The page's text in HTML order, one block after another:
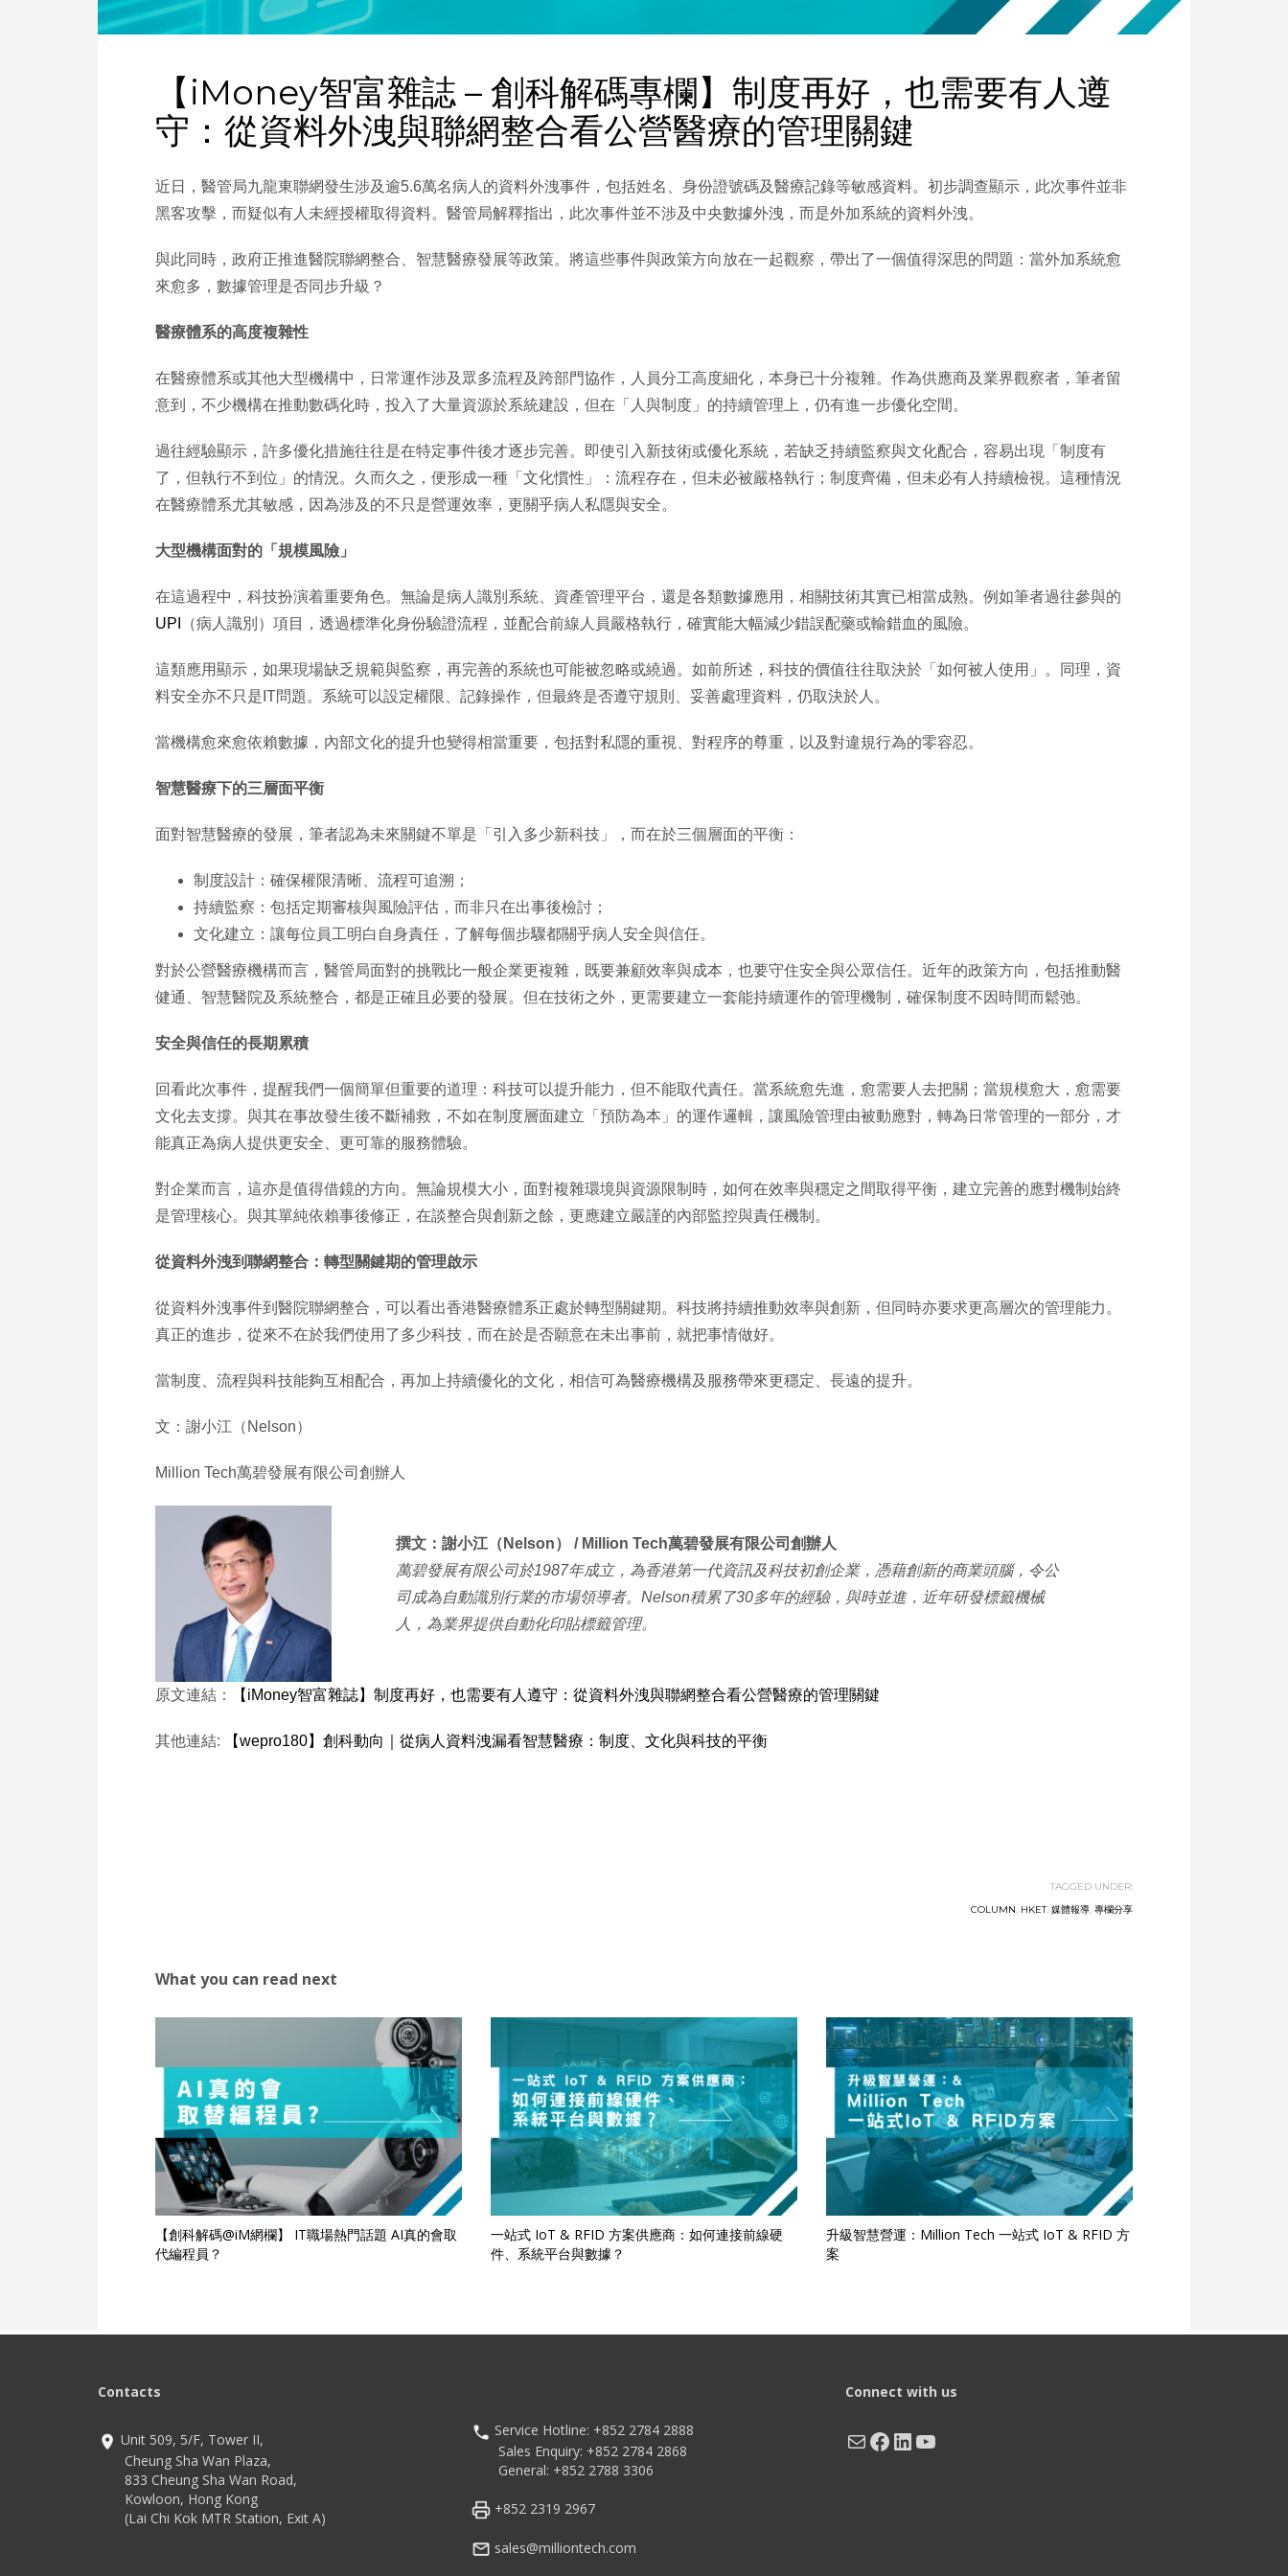
【iMoney智富雜誌 – 創科解碼專欄】制度再好，也需要有人遵
守：從資料外洩與聯網整合看公營醫療的管理關鍵
近日，醫管局九龍東聯網發生涉及逾5.6萬名病人的資料外洩事件，包括姓名、身份證號碼及醫療記錄等敏感資料。初步調查顯示，此次事件並非
黑客攻擊，而疑似有人未經授權取得資料。醫管局解釋指出，此次事件並不涉及中央數據外洩，而是外加系統的資料外洩。
與此同時，政府正推進醫院聯網整合、智慧醫療發展等政策。將這些事件與政策方向放在一起觀察，帶出了一個值得深思的問題：當外加系統愈
來愈多，數據管理是否同步升級？
醫療體系的高度複雜性
在醫療體系或其他大型機構中，日常運作涉及眾多流程及跨部門協作，人員分工高度細化，本身已十分複雜。作為供應商及業界觀察者，筆者留
意到，不少機構在推動數碼化時，投入了大量資源於系統建設，但在「人與制度」的持續管理上，仍有進一步優化空間。
過往經驗顯示，許多優化措施往往是在特定事件後才逐步完善。即使引入新技術或優化系統，若缺乏持續監察與文化配合，容易出現「制度有
了，但執行不到位」的情況。久而久之，便形成一種「文化慣性」：流程存在，但未必被嚴格執行；制度齊備，但未必有人持續檢視。這種情況
在醫療體系尤其敏感，因為涉及的不只是營運效率，更關乎病人私隱與安全。
大型機構面對的「規模風險」
在這過程中，科技扮演着重要角色。無論是病人識別系統、資產管理平台，還是各類數據應用，相關技術其實已相當成熟。例如筆者過往參與的
UPI
（病人識別）項目，透過標準化身份驗證流程，並配合前線人員嚴格執行，確實能大幅減少錯誤配藥或輸錯血的風險。
這類應用顯示，如果現場缺乏規範與監察，再完善的系統也可能被忽略或繞過。如前所述，科技的價值往往取決於「如何被人使用」。同理，資
料安全亦不只是IT問題。系統可以設定權限、記錄操作，但最終是否遵守規則、妥善處理資料，仍取決於人。
當機構愈來愈依賴數據，內部文化的提升也變得相當重要，包括對私隱的重視、對程序的尊重，以及對違規行為的零容忍。
智慧醫療下的三層面平衡
面對智慧醫療的發展，筆者認為未來關鍵不單是「引入多少新科技」，而在於三個層面的平衡：
制度設計：確保權限清晰、流程可追溯；
持續監察：包括定期審核與風險評估，而非只在出事後檢討；
文化建立：讓每位員工明白自身責任，了解每個步驟都關乎病人安全與信任。
對於公營醫療機構而言，醫管局面對的挑戰比一般企業更複雜，既要兼顧效率與成本，也要守住安全與公眾信任。近年的政策方向，包括推動醫
健通、智慧醫院及系統整合，都是正確且必要的發展。但在技術之外，更需要建立一套能持續運作的管理機制，確保制度不因時間而鬆弛。
安全與信任的長期累積
回看此次事件，提醒我們一個簡單但重要的道理：科技可以提升能力，但不能取代責任。當系統愈先進，愈需要人去把關；當規模愈大，愈需要
文化去支撐。與其在事故發生後不斷補救，不如在制度層面建立「預防為本」的運作邏輯，讓風險管理由被動應對，轉為日常管理的一部分，才
能真正為病人提供更安全、更可靠的服務體驗。
對企業而言，這亦是值得借鏡的方向。無論規模大小，面對複雜環境與資源限制時，如何在效率與穩定之間取得平衡，建立完善的應對機制始終
是管理核心。與其單純依賴事後修正，在談整合與創新之餘，更應建立嚴謹的內部監控與責任機制。
從資料外洩到聯網整合：轉型關鍵期的管理啟示
從資料外洩事件到醫院聯網整合，可以看出香港醫療體系正處於轉型關鍵期。科技將持續推動效率與創新，但同時亦要求更高層次的管理能力。
真正的進步，從來不在於我們使用了多少科技，而在於是否願意在未出事前，就把事情做好。
當制度、流程與科技能夠互相配合，再加上持續優化的文化，相信可為醫療機構及服務帶來更穩定、長遠的提升。
文：謝小江（Nelson）
Million Tech萬碧發展有限公司創辦人
撰文：謝小江（Nelson） / Million Tech萬碧發展有限公司創辦人
萬碧發展有限公司於1987年成立，為香港第一代資訊及科技初創企業，憑藉創新的商業頭腦，令公
司成為自動識別行業的市場領導者。Nelson積累了30多年的經驗，與時並進，近年研發標籤機械
人，為業界提供自動化印貼標籤管理。
原文連結： 【iMoney智富雜誌】制度再好，也需要有人遵守：從資料外洩與聯網整合看公營醫療的管理關鍵
其他連結: 【wepro180】創科動向｜從病人資料洩漏看智慧醫療：制度、文化與科技的平衡
TAGGED UNDER:
COLUMN, HKET, 媒體報導, 專欄分享
What you can read next
【創科解碼@iM網欄】 IT職場熱門話題 AI真的會取
代編程員？
一站式 IoT & RFID 方案供應商：如何連接前線硬
件、系統平台與數據？
升級智慧營運：Million Tech 一站式 IoT & RFID 方
案
Contacts
Unit 509, 5/F, Tower II,
Cheung Sha Wan Plaza,
833 Cheung Sha Wan Road,
Kowloon, Hong Kong
(Lai Chi Kok MTR Station, Exit A)
Service Hotline: +852 2784 2888
Sales Enquiry: +852 2784 2868
General: +852 2788 3306
+852 2319 2967
sales@milliontech.com
Connect with us
MailFacebook
LinkedIn
YouTube